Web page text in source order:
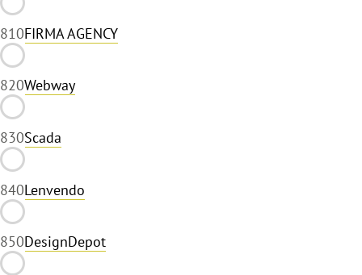
810FIRMA AGENCY
820Webway
830Scada
840Lenvendo
850DesignDepot